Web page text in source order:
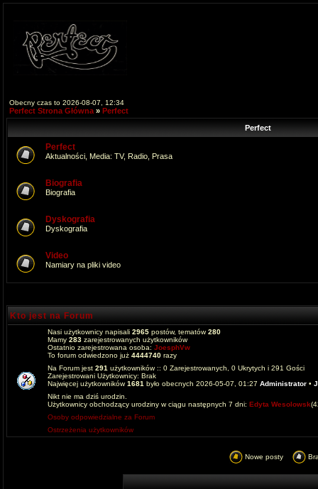
Obecny czas to 2026-08-07, 12:34
Perfect Strona Główna » Perfect
Perfect
Perfect
Aktualności, Media: TV, Radio, Prasa
Biografia
Biografia
Dyskografia
Dyskografia
Video
Namiary na pliki video
Kto jest na Forum
Nasi użytkownicy napisali 2965 postów, tematów280
Mamy 283 zarejestrowanych użytkowników
Ostatnio zarejestrowana osoba: JoesphVw
To forum odwiedzono już 4444740 razy
Na Forum jest 291 użytkowników :: 0 Zarejestrowanych, 0 Ukrytych i 291 Gości
Zarejestrowani Użytkownicy: Brak
Najwięcej użytkowników1681 było obecnych 2026-05-07, 01:27 Administrator •
Nikt nie ma dziś urodzin.
Użytkownicy obchodzący urodziny w ciągu następnych 7 dni: Edyta Wesolowsk
Osoby odpowiedzialne za Forum
Ostrzeżenia użytkowników
Nowe posty